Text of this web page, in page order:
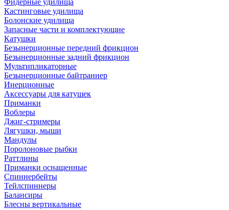
Фидерные удилища
Кастинговые удилища
Болонские удилища
Запасные части и комплектующие
Катушки
Безынерционные передний фрикцион
Безынерционные задний фрикцион
Мультипликаторные
Безынерционные байтраннер
Инерционные
Аксессуары для катушек
Приманки
Воблеры
Джиг-стримеры
Лягушки, мыши
Мандулы
Поролоновые рыбки
Раттлины
Приманки оснащенные
Спиннербейты
Тейлспиннеры
Балансиры
Блесны вертикальные